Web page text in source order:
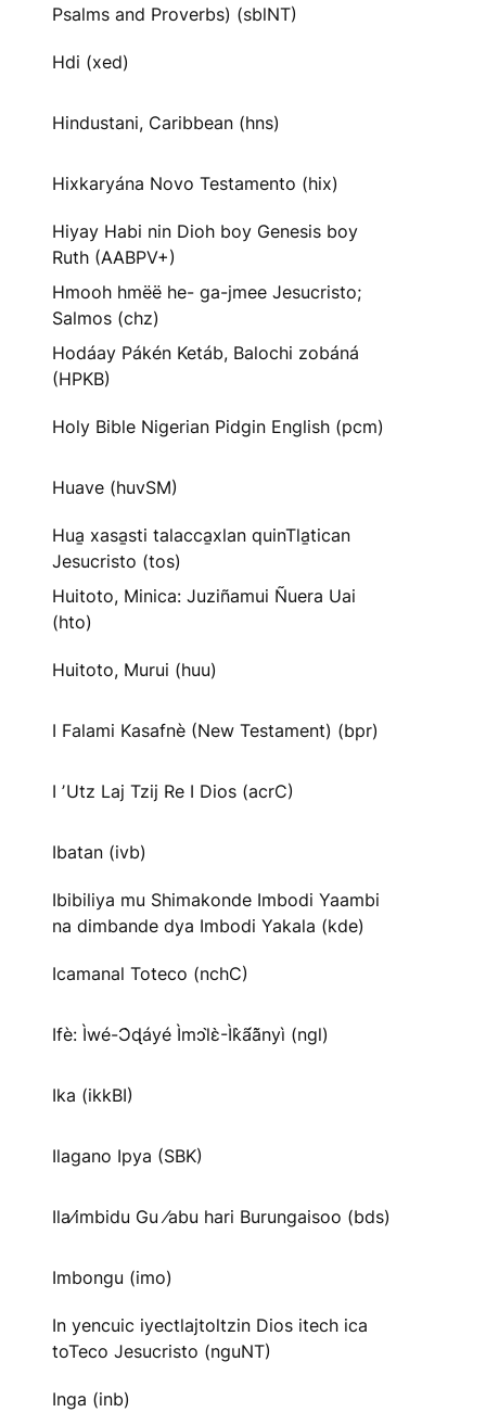
Psalms and Proverbs) (sblNT)
Hdi (xed)
Hindustani, Caribbean (hns)
Hixkaryána Novo Testamento (hix)
Hiyay Habi nin Dioh boy Genesis boy
Ruth (AABPV+)
Hmooh hmëë he- ga-jmee Jesucristo;
Salmos (chz)
Hodáay Pákén Ketáb, Balochi zobáná
(HPKB)
Holy Bible Nigerian Pidgin English (pcm)
Huave (huvSM)
Hua̱ xasa̱sti talacca̱xlan quinTla̱tican
Jesucristo (tos)
Huitoto, Minica: Juziñamui Ñuera Uai
(hto)
Huitoto, Murui (huu)
I Falami Kasafnè (New Testament) (bpr)
I ʼUtz Laj Tzij Re I Dios (acrC)
Ibatan (ivb)
Ibibiliya mu Shimakonde Imbodi Yaambi
na dimbande dya Imbodi Yakala (kde)
Icamanal Toteco (nchC)
Ifè: Ìwé-Ɔ̀ɖáyé Ìmↄl̀ɛ̀-Ìk̀ã́ã̀nyì (ngl)
Ika (ikkBI)
Ilagano Ipya (SBK)
Ila⁄imbidu Gu ⁄abu hari Burungaisoo (bds)
Imbongu (imo)
In yencuic iyectlajtoltzin Dios itech ica
toTeco Jesucristo (nguNT)
Inga (inb)